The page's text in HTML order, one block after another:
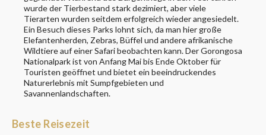
wurde der Tierbestand stark dezimiert, aber viele
Tierarten wurden seitdem erfolgreich wieder angesiedelt.
Ein Besuch dieses Parks lohnt sich, da man hier große
Elefantenherden, Zebras, Büffel und andere afrikanische
Wildtiere auf einer Safari beobachten kann. Der Gorongosa
Nationalpark ist von Anfang Mai bis Ende Oktober für
Touristen geöffnet und bietet ein beeindruckendes
Naturerlebnis mit Sumpfgebieten und
Savannenlandschaften.
Beste Reisezeit